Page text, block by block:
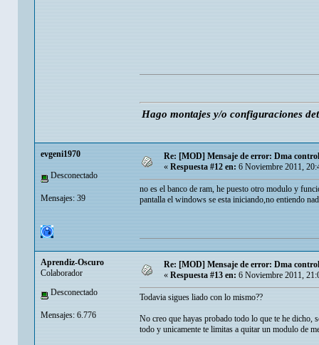
Hago montajes y/o configuraciones
evgeni1970
Desconectado
Mensajes: 39
Re: [MOD] Mensaje de error: Dma
«Respuesta #12 en:6 Noviembre 2011,
no es el banco de ram, he puesto otro modulo y
pantalla el windows se esta iniciando,no entiendo
Aprendiz-Oscuro
Colaborador
Desconectado
Mensajes: 6.776
Re: [MOD] Mensaje de error: Dma
« Respuesta #13 en: 6 Noviembre 2011,
Todavia sigues liado con lo mismo??
No creo que hayas probado todo lo que te he dicho,
todo y unicamente te limitas a quitar un modulo de